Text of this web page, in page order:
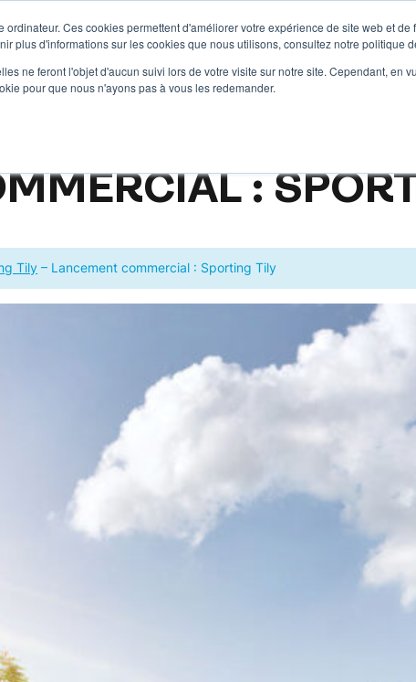
ordinateur. Ces cookies permettent d'améliorer votre expérience de site web et
plus d'informations sur les cookies que nous utilisons, consultez notre politique
ne feront l'objet d'aucun suivi lors de votre visite sur notre site. Cependant, en
pour que nous n'ayons pas à vous les redemander.
Résidentiel Neuf Résidentiel Restauré
:
Tily – Lancement commercial : Sporting Tily